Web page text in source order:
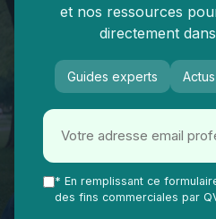
QVT Market
Idées simples
et nos ressources
directement
Guides experts
* En remplissant ce
des fins commerciales par